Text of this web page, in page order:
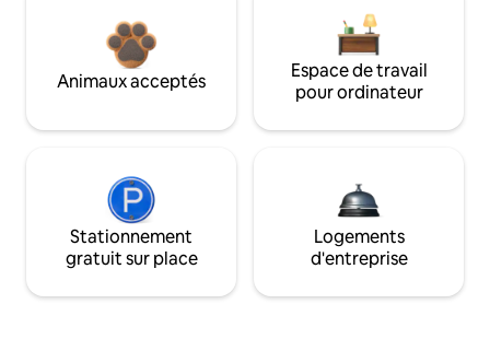
Animaux acceptés
Espace de travail
pour ordinateur
Stationnement
gratuit sur place
Logements
d'entreprise